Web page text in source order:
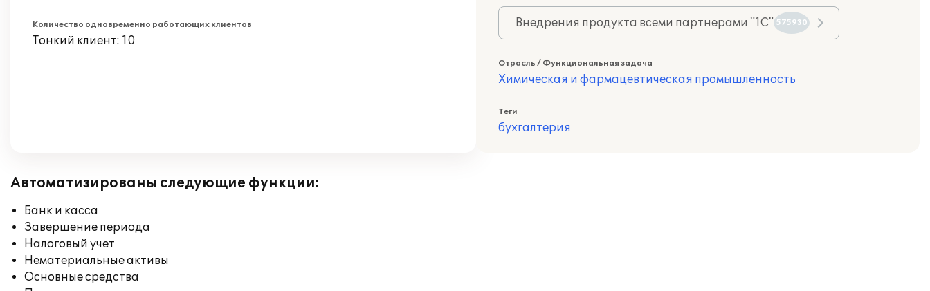
Количество одновременно работающих клиентов
Тонкий клиент: 10
Внедрения продукта всеми партнерами "1С" 575930
Отрасль / Функциональная задача
Химическая и фармацевтическая промышленность
Теги
бухгалтерия
Автоматизированы следующие функции:
Банк и касса
Завершение периода
Налоговый учет
Нематериальные активы
Основные средства